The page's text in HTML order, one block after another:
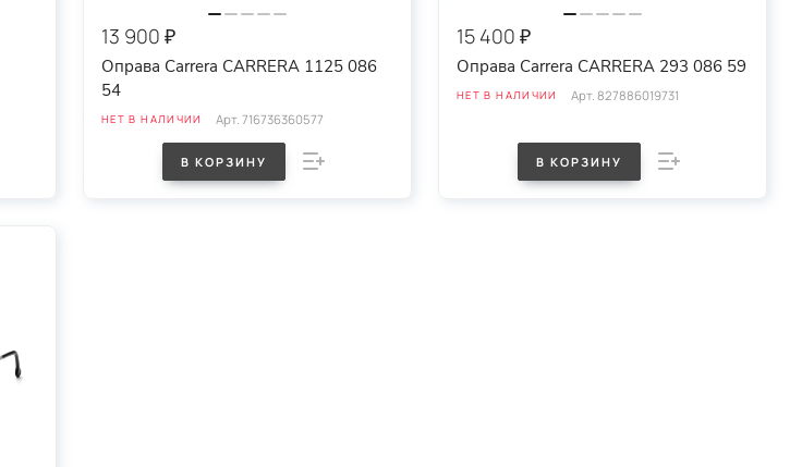
13 900 ₽
Оправа Carrera CARRERA 1125 086
54
НЕТ В НАЛИЧИИ Арт. 716736360577
В КОРЗИНУ
15 400 ₽
Оправа Carrera CARRERA 293 086 59
НЕТ В НАЛИЧИИ Арт. 827886019731
В КОРЗИНУ